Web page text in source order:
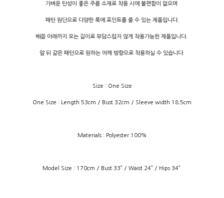
가벼운 탄성이 좋은 주름 소재로 착용 시에 불편함이 없으며
패턴 원단으로 다양한 룩에 포인트를 줄 수 있는 제품입니다.
배꼽 아래까지 오는 길이로 부담스럽지 않게 착용가능한 제품입니다.
앞 뒤 같은 패턴으로 원하는 어깨 방향으로 착용하실 수 있습니다.
Size : One Size
One Size : Length 53cm / Bust 32cm / Sleeve width 18.5cm
Materials : Polyester 100%
Model Size : 170cm / Bust 33” / Waist 24” / Hips 34”